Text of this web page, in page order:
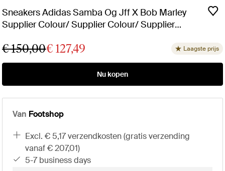
Sneakers Adidas Samba Og Jff X Bob Marley
Supplier Colour/ Supplier Colour/ Supplier
€ 150,00€ 127,49 Laagste prijs
Nu kopen
Van Footshop
excl. € 5,17 verzendkosten (gratis verzending
vanaf € 207,01)
5-7 business days